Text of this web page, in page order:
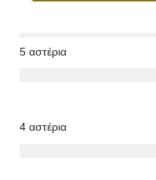
5 αστέρια
4 αστέρια